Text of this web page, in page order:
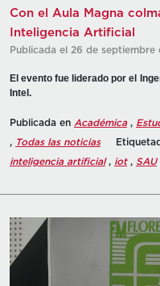
Con el Aula Magna
Inteligencia Artificial
Publicada el 26 de septiembre
El evento fue liderado por el
Intel.
Publicada en Académica,
, Todas las noticias
inteligencia artificial, iot, SAU